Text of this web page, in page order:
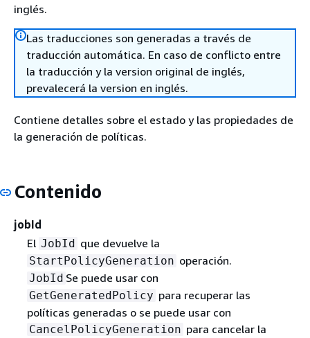
inglés.
Las traducciones son generadas a través de
traducción automática. En caso de conflicto entre
la traducción y la version original de inglés,
prevalecerá la version en inglés.
Contiene detalles sobre el estado y las propiedades de
la generación de políticas.
Contenido
jobId
El JobId que devuelve la
StartPolicyGeneration operación.
JobId Se puede usar con
GetGeneratedPolicy para recuperar las
políticas generadas o se puede usar con
CancelPolicyGeneration para cancelar la